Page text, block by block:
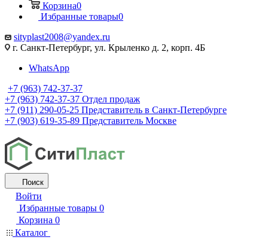
Корзина0
Избранные товары0
sityplast2008@yandex.ru
г. Санкт-Петербург, ул. Крыленко д. 2, корп. 4Б
WhatsApp
+7 (963) 742-37-37
+7 (963) 742-37-37 Отдел продаж
+7 (911) 290-05-25 Представитель в Санкт-Петербурге
+7 (903) 619-35-89 Представитель Москве
Поиск
Войти
Избранные товары 0
Корзина 0
Каталог